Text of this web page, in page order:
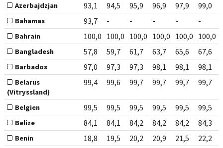
Azerbajdzjan 93,1 94,5 95,9 96,9 97,9 99,0
Bahamas 93,7 - - - - -
Bahrain 100,0 100,0 100,0 100,0 100,0 100,0
Bangladesh 57,8 59,7 61,7 63,7 65,6 67,6
Barbados 97,0 97,3 97,3 98,1 98,1 98,1
Belarus
(Vitryssland)
99,4 99,6 99,7 99,7 99,7 99,7
Belgien 99,5 99,5 99,5 99,5 99,5 99,5
Belize 84,1 84,1 84,2 84,2 84,2 84,3
Benin 18,8 19,5 20,2 20,9 21,5 22,2